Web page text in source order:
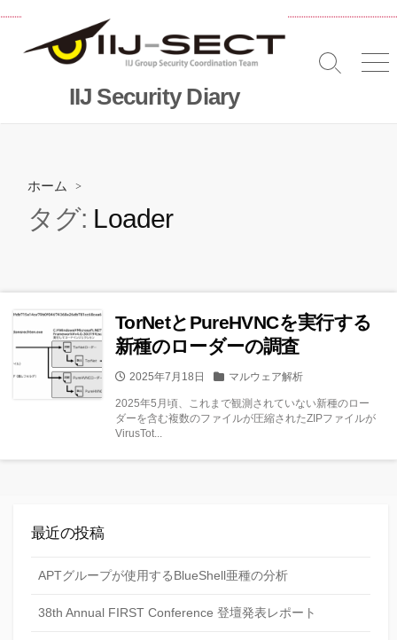
へ
IIJ Security Diary
検
メ
ホーム >
タグ: Loader
TorNetとPureHVNCを実行する
新種のローダーの調査
公
日
2025年7月18日
カ
ゴ
リー
マルウェア解析
2025年5月頃、これまで観測されていない新種のロー
ダーを含む複数のファイルが圧縮されたZIPファイルが
VirusTot...
最近の投稿
APTグループが使用するBlueShell亜種の分析
38th Annual FIRST Conference 登壇発表レポート